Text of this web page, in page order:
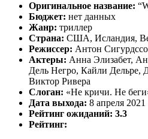
Оригинальное название:
Бюджет: нет данных
Жанр: триллер
Страна: США, Исландия,
Режиссер: Антон
Актеры: Анна Элизабет,
Дель Негро, Кайли Дельре,
Виктор Ривера
Слоган: «Не кричи. Не
Дата выхода: 8 апреля 2021
Рейтинг ожиданий: 3.3
Рейтинг: